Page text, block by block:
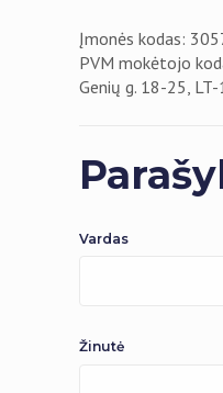
Įmonės kodas:
PVM mokėtojo
Genių g. 18-25,
Vardas
Žinutė